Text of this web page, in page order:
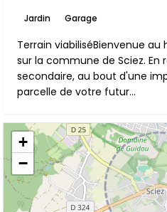
Jardin Garage
Terrain viabiliséBienvenue
sur la commune de Sciez. En
secondaire, au bout d'une
parcelle de votre futur...
+
−